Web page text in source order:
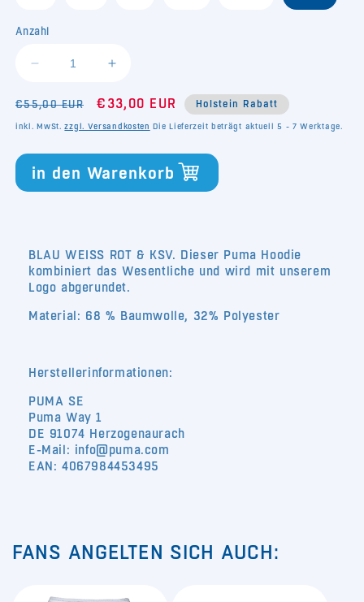
Anzahl
Verringere
Menge
für
Hoodie
Stakendorf
Erhöhe
Menge
für
Hoodie
Stakendorf
Normaler
Preis
€55,00 EUR Verkaufspreis
€33,00 EUR Holstein Rabatt
inkl. MwSt.zzgl. Versandkosten Die Lieferzeit beträgt aktuell 5 - 7 Werktage.
in den Warenkorb
BLAU WEISS ROT & KSV. Dieser Puma Hoodie
kombiniert das Wesentliche und wird mit unserem
Logo abgerundet.
Material: 68 % Baumwolle, 32% Polyester
Herstellerinformationen:
PUMA SE
Puma Way 1
DE 91074 Herzogenaurach
E-Mail: info@puma.com
EAN: 4067984453495
FANS ANGELTEN SICH AUCH: